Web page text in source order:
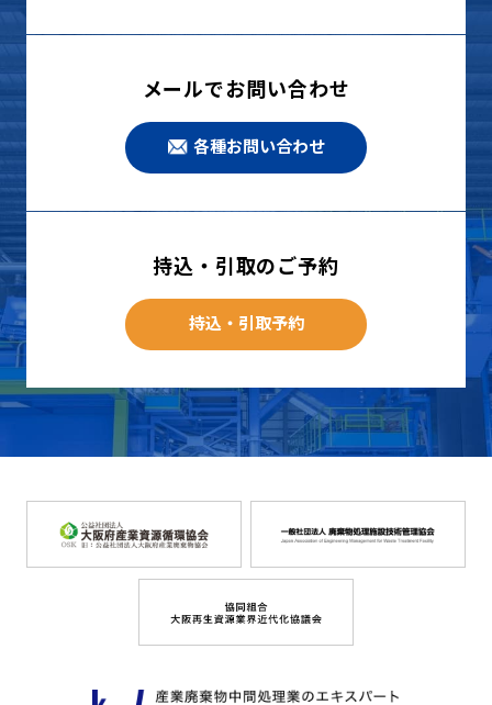
メールでお問い合わせ
各種お問い合わせ
持込・引取のご予約
持込・引取予約